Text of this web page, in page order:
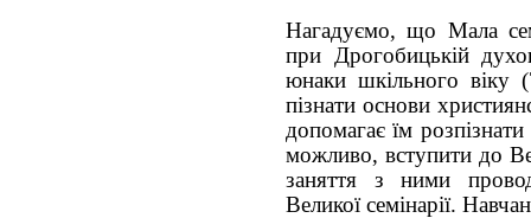
Нагадуємо, що Мала
при Дрогобицькій
юнаки шкільного віку
пізнати основи
допомагає їм
можливо, вступити до
заняття з ними
Великої семінарії.